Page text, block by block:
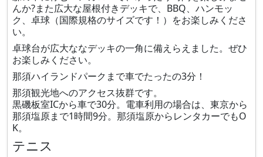
んか?また広大な屋根付きデッキで、BBQ、ハンモッ
ク、卓球（国際規格のサイズです！）をお楽しみくださ
い。
卓球台が広大ななデッキの一角に備えらえました。ぜひ
お楽しみください。
那須ハイランドパークまで車でたったの3分！
那須観光地へのアクセス抜群です。
黒磯板室ICから車で30分。電車利用の場合は、東京から
那須塩原まで1時間9分。那須塩原からレンタカーでもO
K。
テニス